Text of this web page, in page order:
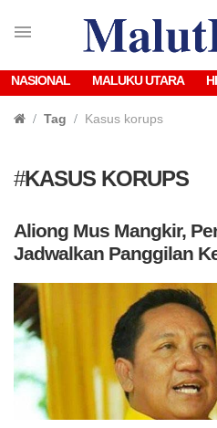
NASIONAL MALUKU UTARA
Tag Kasus korups
#KASUS KORUPS
Aliong Mus Mangkir,
Jadwalkan Panggilan